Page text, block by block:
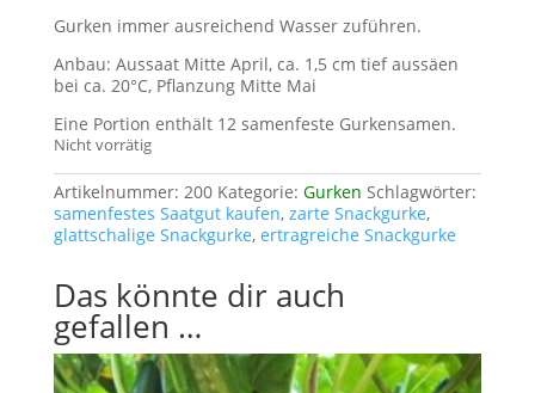
Gurken immer ausreichend Wasser zuführen.
Anbau: Aussaat Mitte April, ca. 1,5 cm tief aussäen
bei ca. 20°C, Pflanzung Mitte Mai
Eine Portion enthält 12 samenfeste Gurkensamen.
Nicht vorrätig
Artikelnummer: 200 Kategorie: Gurken Schlagwörter:
samenfestes Saatgut kaufen, zarte Snackgurke,
glattschalige Snackgurke, ertragreiche Snackgurke
Das könnte dir auch
gefallen …